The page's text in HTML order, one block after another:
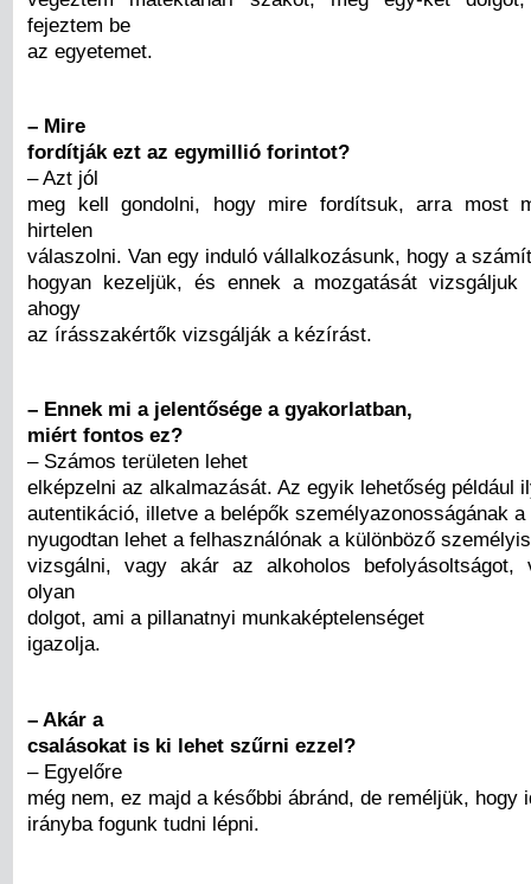
fejeztem be
az egyetemet.
– Mire
fordítják ezt az egymillió forintot?
– Azt jól
meg kell gondolni, hogy mire fordítsuk, arra most
hirtelen
válaszolni. Van egy induló vállalkozásunk, hogy a
hogyan kezeljük, és ennek a mozgatását vizsgáljuk
ahogy
az írásszakértők vizsgálják a kézírást.
– Ennek mi a jelentősége a gyakorlatban,
miért fontos ez?
– Számos területen lehet
elképzelni az alkalmazását. Az egyik lehetőség például
autentikáció, illetve a belépők személyazonosságának
nyugodtan lehet a felhasználónak a különböző
vizsgálni, vagy akár az alkoholos befolyásoltságot,
olyan
dolgot, ami a pillanatnyi munkaképtelenséget
igazolja.
– Akár a
csalásokat is ki lehet szűrni ezzel?
– Egyelőre
még nem, ez majd a későbbi ábránd, de reméljük, hogy
irányba fogunk tudni lépni.